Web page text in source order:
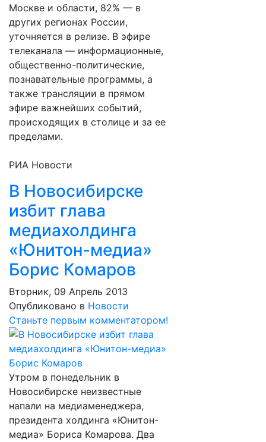
Москве и области, 82% — в
других регионах России,
уточняется в релизе. В эфире
телеканала — информационные,
общественно-политические,
познавательные программы, а
также трансляции в прямом
эфире важнейших событий,
происходящих в столице и за ее
пределами.
РИА Новости
В Новосибирске
избит глава
медиахолдинга
«Юнитон-медиа»
Борис Комаров
Вторник, 09 Апрель 2013
Опубликовано в Новости
Станьте первым комментатором!
Утром в понедельник в
Новосибирске неизвестные
напали на медиаменеджера,
президента холдинга «Юнитон-
медиа» Бориса Комарова. Два